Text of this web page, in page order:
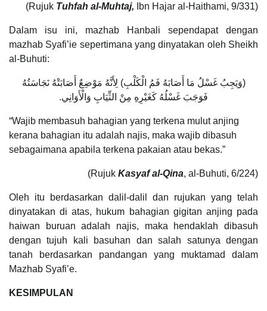
(Rujuk Tuhfah al-Muhtaj, Ibn Hajar al-Haithami, 9/331)
Dalam isu ini, mazhab Hanbali sependapat dengan
mazhab Syafi’ie sepertimana yang dinyatakan oleh Sheikh
al-Buhuti:
(وَيَجِبُ غَسْلُ مَا أَصَابَهُ فَمُ الْكَلْبِ) لِأَنَّهُ مَوْضِعٌ أَصَابَتْهُ نَجَاسَتُهُ
فَوَجَبَ غَسْلُهُ كَغَيْرِهِ مِنْ الثِّيَابِ وَالْأَوَانِي.
“Wajib membasuh bahagian yang terkena mulut anjing
kerana bahagian itu adalah najis, maka wajib dibasuh
sebagaimana apabila terkena pakaian atau bekas.”
(Rujuk Kasyaf al-Qina, al-Buhuti, 6/224)
Oleh itu berdasarkan dalil-dalil dan rujukan yang telah
dinyatakan di atas, hukum bahagian gigitan anjing pada
haiwan buruan adalah najis, maka hendaklah dibasuh
dengan tujuh kali basuhan dan salah satunya dengan
tanah berdasarkan pandangan yang muktamad dalam
Mazhab Syafi’e.
KESIMPULAN